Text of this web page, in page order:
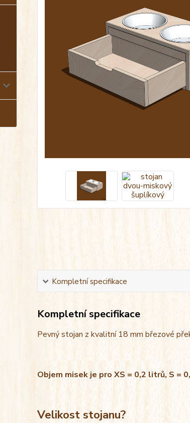
Kompletní specifikace
Kompletní specifikace
Pevný stojan z kvalitní 18 mm březové
Objem misek je pro XS = 0,2 litrů, S =
Velikost stojanu?